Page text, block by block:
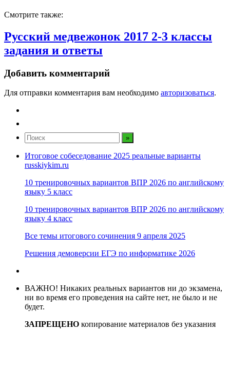
Смотрите также:
Русский медвежонок 2017 2-3 классы
задания и ответы
Добавить комментарий
Для отправки комментария вам необходимо авторизоваться.
Итоговое собеседование 2025 реальные варианты
russkiykim.ru
10 тренировочных вариантов ВПР 2026 по английскому
языку 5 класс
10 тренировочных вариантов ВПР 2026 по английскому
языку 4 класс
Все темы итогового сочинения 9 апреля 2025
Решения демоверсии ЕГЭ по информатике 2026
ВАЖНО! Никаких реальных вариантов ни до экзамена,
ни во время его проведения на сайте нет, не было и не
будет.
ЗАПРЕЩЕНО копирование материалов без указания